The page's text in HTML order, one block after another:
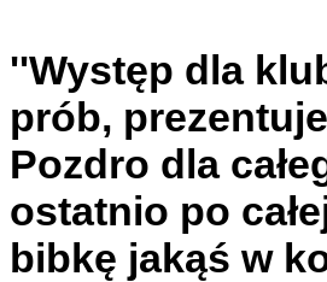
''Występ dla
prób,
Pozdro dla
ostatnio po
bibkę jakąś w